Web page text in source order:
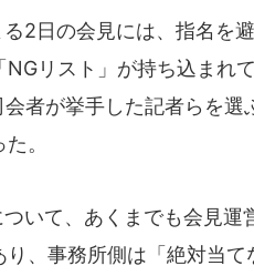
2日の会見には、指名を
リスト」が持ち込まれ
者が挙手した記者らを選
。
いて、あくまでも会見運
、事務所側は「絶対当て